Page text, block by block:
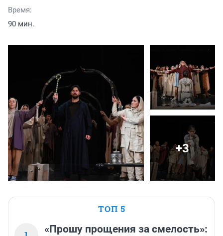
Время:
90 мин.
+3
ТОП 5
«Прошу прощения за смелость»: